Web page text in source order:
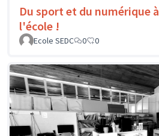
Du sport et du numérique à
l'école !
Ecole SEDC
0 0